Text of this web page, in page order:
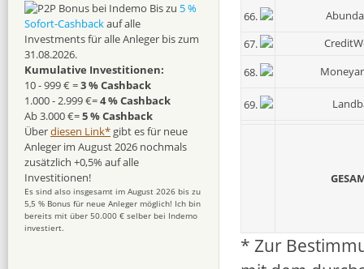
66.
67.
68.
69.
* Zur
Bis zu 5 %
Sofort-Cashbackauf alle
Investments für alle Anleger bis zum
31.08.2026.
Kumulative Investitionen:
10 - 999 € =3 % Cashback
1.000 - 2.999 €=4 % Cashback
Ab 3.000 €=5 % Cashback
Überdiesen Link* gibt es für neue
Anleger im August 2026 nochmals
zusätzlich +0,5% auf alle
Investitionen!
Es sind also insgesamt im August 2026 bis zu
5,5 % Bonus für neue Anleger möglich! Ich bin
bereits mit über 50.000 € selber bei Indemo
investiert.